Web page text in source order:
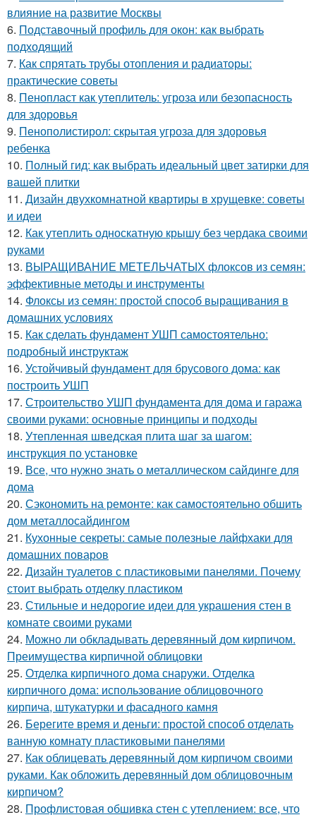
влияние на развитие Москвы
6. Подставочный профиль для окон: как выбрать
подходящий
7. Как спрятать трубы отопления и радиаторы:
практические советы
8. Пенопласт как утеплитель: угроза или безопасность
для здоровья
9. Пенополистирол: скрытая угроза для здоровья
ребенка
10. Полный гид: как выбрать идеальный цвет затирки для
вашей плитки
11. Дизайн двухкомнатной квартиры в хрущевке: советы
и идеи
12. Как утеплить односкатную крышу без чердака своими
руками
13. ВЫРАЩИВАНИЕ МЕТЕЛЬЧАТЫХ флоксов из семян:
эффективные методы и инструменты
14. Флоксы из семян: простой способ выращивания в
домашних условиях
15. Как сделать фундамент УШП самостоятельно:
подробный инструктаж
16. Устойчивый фундамент для брусового дома: как
построить УШП
17. Строительство УШП фундамента для дома и гаража
своими руками: основные принципы и подходы
18. Утепленная шведская плита шаг за шагом:
инструкция по установке
19. Все, что нужно знать о металлическом сайдинге для
дома
20. Сэкономить на ремонте: как самостоятельно обшить
дом металлосайдингом
21. Кухонные секреты: самые полезные лайфхаки для
домашних поваров
22. Дизайн туалетов с пластиковыми панелями. Почему
стоит выбрать отделку пластиком
23. Стильные и недорогие идеи для украшения стен в
комнате своими руками
24. Можно ли обкладывать деревянный дом кирпичом.
Преимущества кирпичной облицовки
25. Отделка кирпичного дома снаружи. Отделка
кирпичного дома: использование облицовочного
кирпича, штукатурки и фасадного камня
26. Берегите время и деньги: простой способ отделать
ванную комнату пластиковыми панелями
27. Как облицевать деревянный дом кирпичом своими
руками. Как обложить деревянный дом облицовочным
кирпичом?
28. Профлистовая обшивка стен с утеплением: все, что